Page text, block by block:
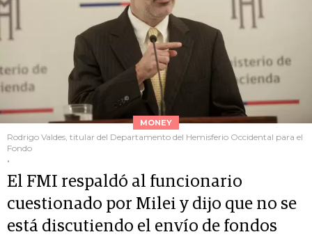
MONEY
Rodrigo Valdes, titular del Departamento del Hemisferio Occidental para el
Fondo
.
El FMI respaldó al funcionario
cuestionado por Milei y dijo que no se
está discutiendo el envío de fondos